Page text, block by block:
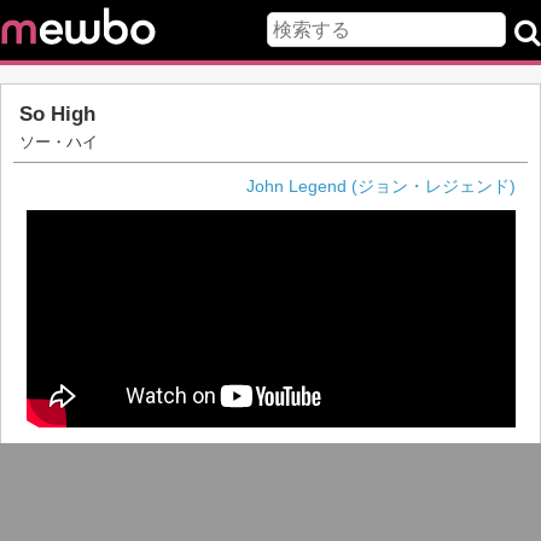
So High
ソー・ハイ
John Legend (ジョン・レジェンド)